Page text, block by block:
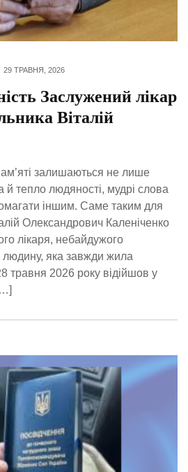
29 ТРАВНЯ, 2026
Заслужений лікар
Віталій
залишаються не лише
й тепло людяності, мудрі слова
іншим. Саме таким для
Олександрович Каленіченко
лікаря, небайдужого
людину, яка завжди жила
травня 2026 року відійшов у